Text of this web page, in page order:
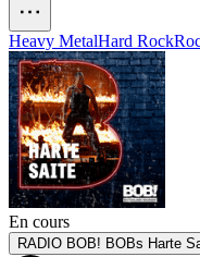
Heavy MetalHard Rock
En cours
RADIO BOB! BOBs Harte